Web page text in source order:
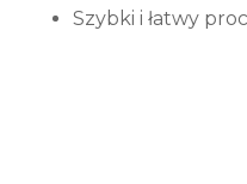
Szybki i łatwy